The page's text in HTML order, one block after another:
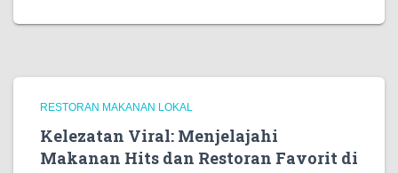
RESTORAN MAKANAN LOKAL
Kelezatan Viral: Menjelajahi
Makanan Hits dan Restoran Favorit di